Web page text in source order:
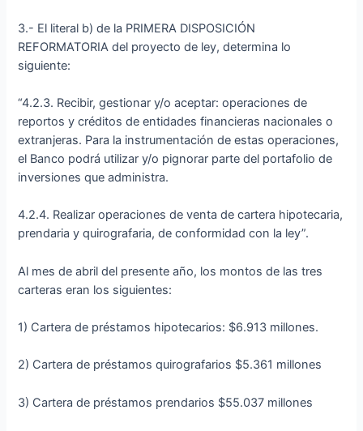
3.- El literal b) de la PRIMERA DISPOSICIÓN
REFORMATORIA del proyecto de ley, determina lo
siguiente:
“4.2.3. Recibir, gestionar y/o aceptar: operaciones de
reportos y créditos de entidades financieras nacionales o
extranjeras. Para la instrumentación de estas operaciones,
el Banco podrá utilizar y/o pignorar parte del portafolio de
inversiones que administra.
4.2.4. Realizar operaciones de venta de cartera hipotecaria,
prendaria y quirografaria, de conformidad con la ley”.
Al mes de abril del presente año, los montos de las tres
carteras eran los siguientes:
1) Cartera de préstamos hipotecarios: $6.913 millones.
2) Cartera de préstamos quirografarios $5.361 millones
3) Cartera de préstamos prendarios $55.037 millones